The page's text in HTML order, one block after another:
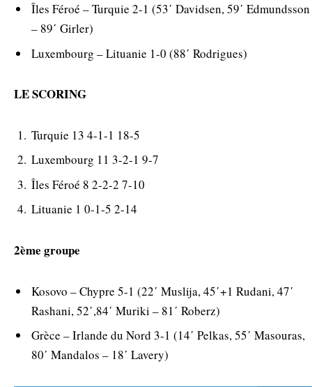
Îles Féroé – Turquie 2-1 (53΄ Davidsen, 59΄ Edmundsson
– 89΄ Girler)
Luxembourg – Lituanie 1-0 (88΄ Rodrigues)
LE SCORING
Turquie 13 4-1-1 18-5
Luxembourg 11 3-2-1 9-7
Îles Féroé 8 2-2-2 7-10
Lituanie 1 0-1-5 2-14
2ème groupe
Kosovo – Chypre 5-1 (22΄ Muslija, 45΄+1 Rudani, 47΄
Rashani, 52΄,84΄ Muriki – 81΄ Roberz)
Grèce – Irlande du Nord 3-1 (14΄ Pelkas, 55΄ Masouras,
80΄ Mandalos – 18΄ Lavery)